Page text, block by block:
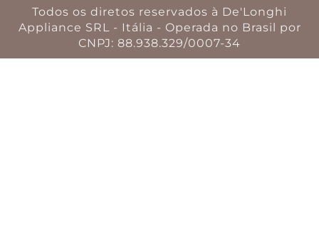
Todos os diretos reservados à De'Longhi
Appliance SRL - Itália - Operada no Brasil por
CNPJ: 88.938.329/0007-34